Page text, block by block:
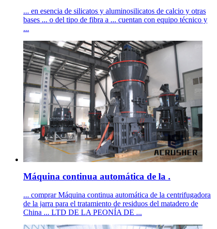
... en esencia de silicatos y aluminosilicatos de calcio y otras
bases ... o del tipo de fibra a ... cuentan con equipo técnico y
...
Máquina continua automática de la .
... comprar Máquina continua automática de la centrifugadora
de la jarra para el tratamiento de residuos del matadero de
China ... LTD DE LA PEONÍA DE ...